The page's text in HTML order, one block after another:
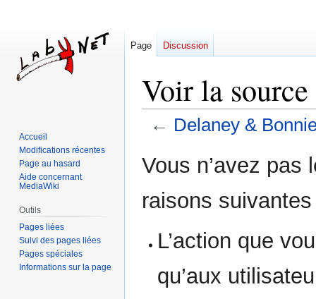
Voir la
← Delaney &
à
navigation
à
recherche
Vous n’avez pas
raisons suivantes
L’action que
qu’aux
Page Discussion
Accueil
Modifications récentes
Page au hasard
Aide concernant
MediaWiki
Outils
Pages liées
Suivi des pages liées
Pages spéciales
Informations sur la page